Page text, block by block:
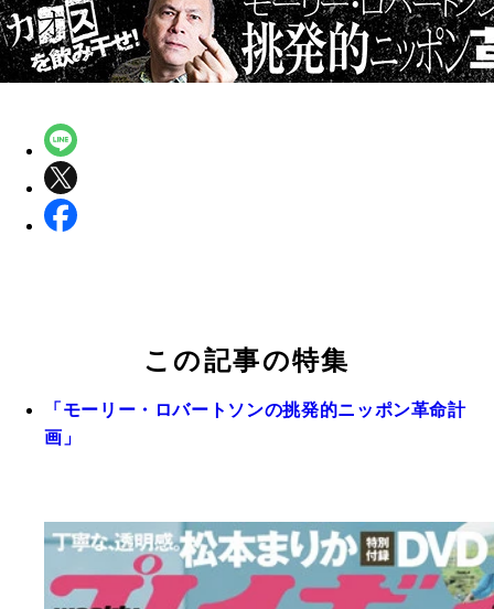
この記事の特集
「モーリー・ロバートソンの挑発的ニッポン革命計
画」